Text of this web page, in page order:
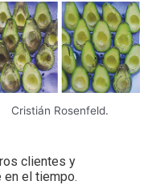
Cristián Rosenfeld.
clientes y
el tiempo.